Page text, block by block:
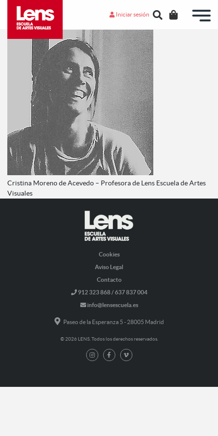
Iniciar sesión
Cristina Moreno de Acevedo – Profesora de Lens Escuela de Artes
Visuales
Cookies
Aviso Legal
Contacto
912 323 868 / 637 837 004
info@lensescuela.es
Paseo de la Esperanza 5 - 28005 Madrid
© 2026 LENS. Todos los derechos reservados.